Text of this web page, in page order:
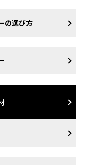
の選び方